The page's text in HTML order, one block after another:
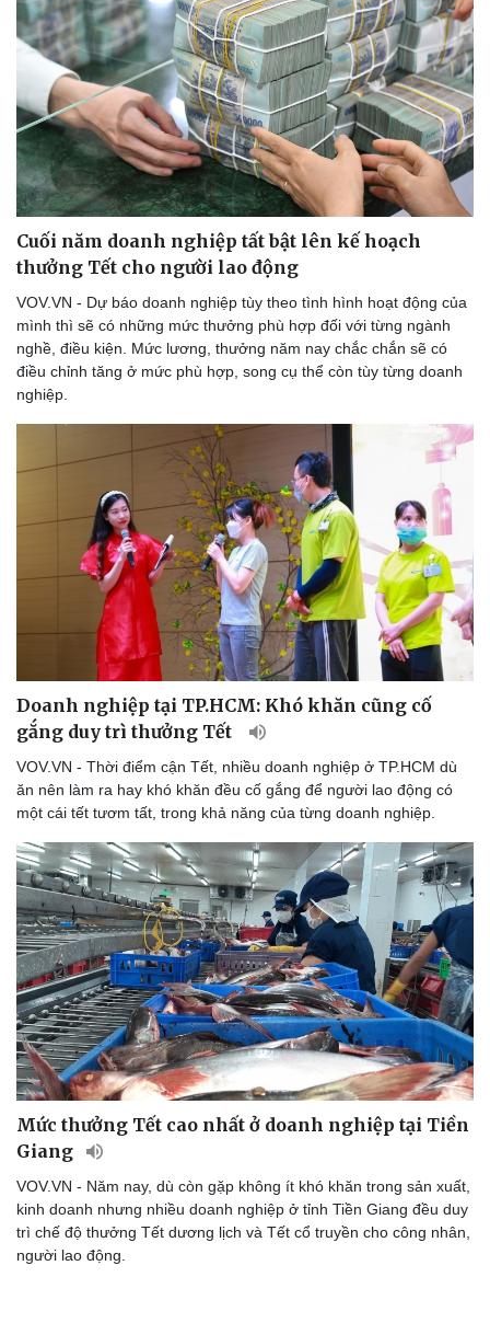
Cuối năm doanh nghiệp tất bật lên kế hoạch
thưởng Tết cho người lao động
VOV.VN - Dự báo doanh nghiệp tùy theo tình hình hoạt động của
mình thì sẽ có những mức thưởng phù hợp đối với từng ngành
nghề, điều kiện. Mức lương, thưởng năm nay chắc chắn sẽ có
điều chỉnh tăng ở mức phù hợp, song cụ thể còn tùy từng doanh
nghiệp.
Doanh nghiệp tại TP.HCM: Khó khăn cũng cố
gắng duy trì thưởng Tết
VOV.VN - Thời điểm cận Tết, nhiều doanh nghiệp ở TP.HCM dù
ăn nên làm ra hay khó khăn đều cố gắng để người lao động có
một cái tết tươm tất, trong khả năng của từng doanh nghiệp.
Mức thưởng Tết cao nhất ở doanh nghiệp tại Tiền
Giang
VOV.VN - Năm nay, dù còn gặp không ít khó khăn trong sản xuất,
kinh doanh nhưng nhiều doanh nghiệp ở tỉnh Tiền Giang đều duy
trì chế độ thưởng Tết dương lịch và Tết cổ truyền cho công nhân,
người lao động.